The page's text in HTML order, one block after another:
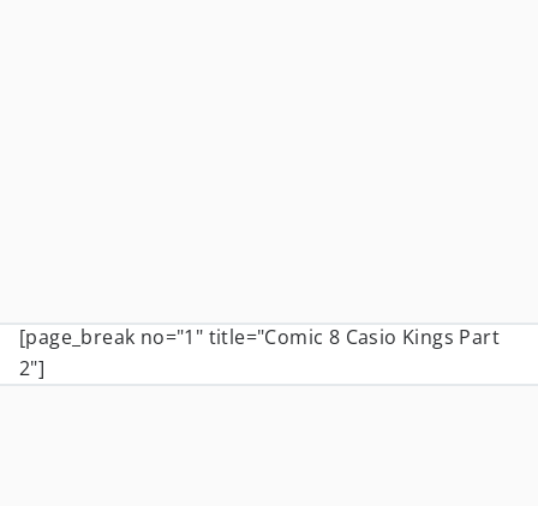
[page_break no="1" title="Comic 8 Casio Kings Part
2"]